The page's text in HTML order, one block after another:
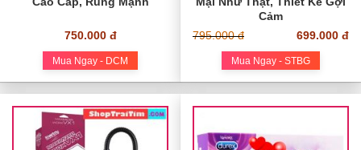
750.000 đ
Mua Ngay - DCM
Cảm
795.000 đ
699.000 đ
Mua Ngay - STBG